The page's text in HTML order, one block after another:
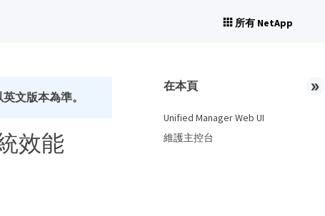
所有 NetApp
文版本為準。
效能
在本頁
Unified Manager Web UI
維護主控台